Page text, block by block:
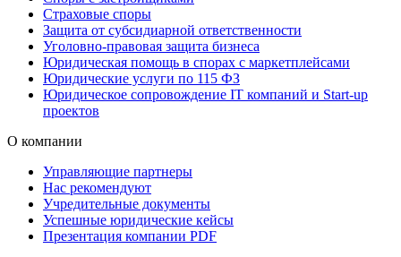
Страховые споры
Защита от субсидиарной ответственности
Уголовно-правовая защита бизнеса
Юридическая помощь в спорах с маркетплейсами
Юридические услуги по 115 ФЗ
Юридическое сопровождение IT компаний и Start-up
проектов
О компании
Управляющие партнеры
Нас рекомендуют
Учредительные документы
Успешные юридические кейсы
Презентация компании PDF